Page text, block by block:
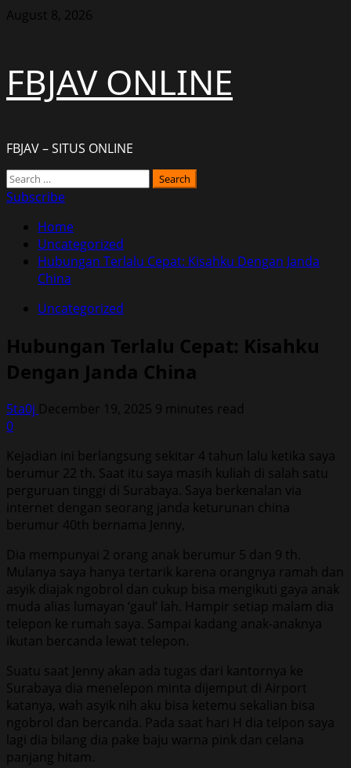
Skip
August 8, 2026
FBJAV ONLINE
FBJAV – SITUS ONLINE
Primary
Menu
Search
for:
Subscribe
Home
Uncategorized
Hubungan Terlalu Cepat: Kisahku Dengan Janda
China
Uncategorized
Hubungan Terlalu Cepat: Kisahku
Dengan Janda China
5ta0j December 19, 2025 9 minutes read
0
Kejadian ini berlangsung sekitar 4 tahun lalu ketika saya
berumur 22 th. Saat itu saya masih kuliah di salah satu
perguruan tinggi di Surabaya. Saya berkenalan via
internet dengan seorang janda keturunan china
berumur 40th bernama Jenny,
Dia mempunyai 2 orang anak berumur 5 dan 9 th.
Mulanya saya hanya tertarik karena orangnya ramah dan
asyik diajak ngobrol dan cukup bisa mengikuti gaya anak
muda alias lumayan ‘gaul’ lah. Hampir setiap malam dia
telepon ke rumah saya. Sampai kadang anak-anaknya
ikutan bercanda lewat telepon.
Suatu saat Jenny akan ada tugas dari kantornya ke
Surabaya dia menelepon minta dijemput di Airport
katanya, wah asyik nih aku bisa ketemu sekalian bisa
ngobrol dan bercanda. Pada saat hari H dia telpon saya
lagi dia bilang dia pake baju warna pink dan celana
panjang hitam.